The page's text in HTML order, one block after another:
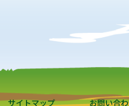
サイトマップ お問い合